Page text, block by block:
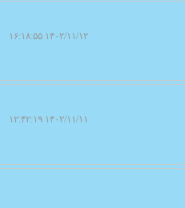
۱۴۰۲/۱۱/۱۲ ۱۶:۱۸:۵۵
۱۴۰۲/۱۱/۱۱ ۱۲:۴۲:۱۹